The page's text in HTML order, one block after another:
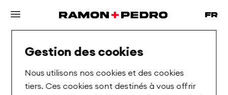
Gestion des cookies
Nous utilisons nos cookies et des cookies
tiers. Ces cookies sont destinés à vous offrir